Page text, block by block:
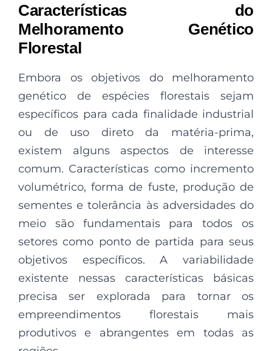
Características do
Melhoramento Genético
Florestal
Embora os objetivos do melhoramento
genético de espécies florestais sejam
específicos para cada finalidade industrial
ou de uso direto da matéria-prima,
existem alguns aspectos de interesse
comum. Características como incremento
volumétrico, forma de fuste, produção de
sementes e tolerância às adversidades do
meio são fundamentais para todos os
setores como ponto de partida para seus
objetivos específicos. A variabilidade
existente nessas características básicas
precisa ser explorada para tornar os
empreendimentos florestais mais
produtivos e abrangentes em todas as